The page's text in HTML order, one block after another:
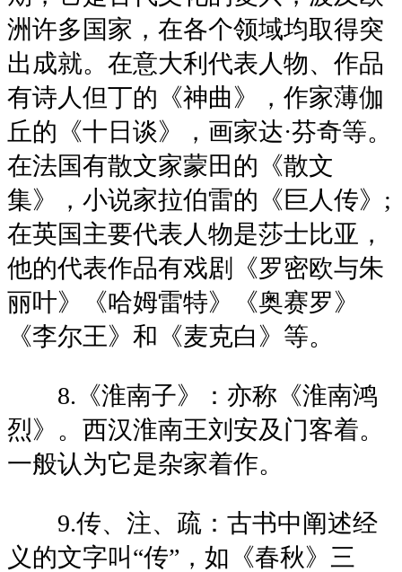
洲许多国家，在各个领域均取得突
出成就。在意大利代表人物、作品
有诗人但丁的《神曲》，作家薄伽
丘的《十日谈》，画家达·芬奇等。
在法国有散文家蒙田的《散文
集》，小说家拉伯雷的《巨人传》;
在英国主要代表人物是莎士比亚，
他的代表作品有戏剧《罗密欧与朱
丽叶》《哈姆雷特》《奥赛罗》
《李尔王》和《麦克白》等。
8.《淮南子》：亦称《淮南鸿
烈》。西汉淮南王刘安及门客着。
一般认为它是杂家着作。
9.传、注、疏：古书中阐述经
义的文字叫“传”，如《春秋》三